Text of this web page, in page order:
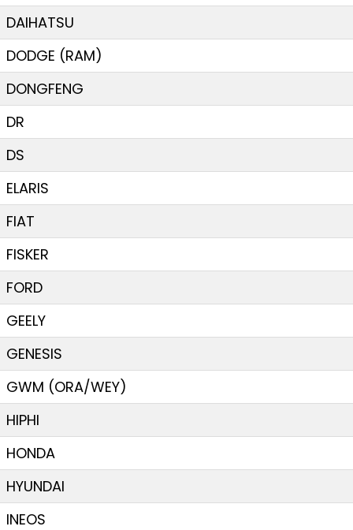
DAIHATSU
DODGE (RAM)
DONGFENG
DR
DS
ELARIS
FIAT
FISKER
FORD
GEELY
GENESIS
GWM (ORA/WEY)
HIPHI
HONDA
HYUNDAI
INEOS